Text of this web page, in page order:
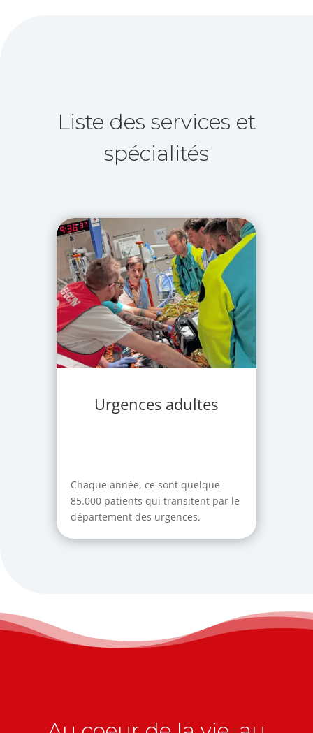
Liste des services et
spécialités
Urgences adultes
Chaque année, ce sont quelque
85.000 patients qui transitent par le
département des urgences.